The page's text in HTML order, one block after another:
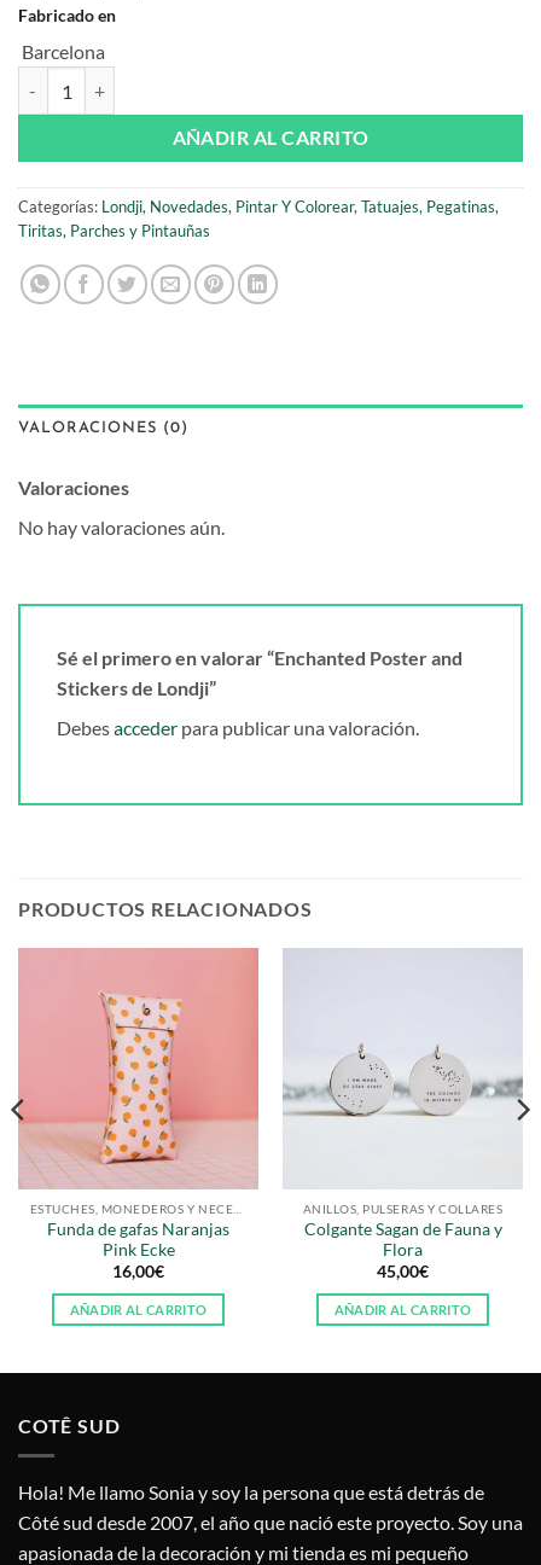
Fabricado en
Barcelona
AÑADIR AL CARRITO
Categorías: Londji, Novedades, Pintar Y Colorear, Tatuajes, Pegatinas,
Tiritas, Parches y Pintauñas
VALORACIONES (0)
Valoraciones
No hay valoraciones aún.
Sé el primero en valorar “Enchanted Poster and
Stickers de Londji”
Debesacceder para publicar una valoración.
PRODUCTOS RELACIONADOS
Funda de gafas Naranjas
Pink Ecke
16,00€
AÑADIR AL CARRITO
ANILLOS, PULSERAS Y COLLARES
Colgante Sagan de Fauna y
Flora
45,00€
AÑADIR AL CARRITO
COTÊ SUD
Hola! Me llamo Sonia y soy la persona que está detrás de
Côté sud desde 2007, el año que nació este proyecto. Soy una
apasionada de la decoración y mi tienda es mi pequeño